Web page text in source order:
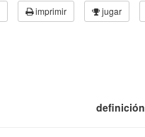
imprimir jugar
definición